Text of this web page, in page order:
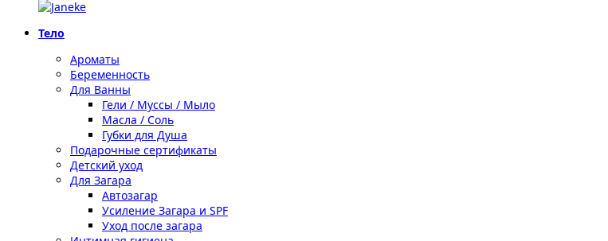
Тело
Ароматы
Беременность
Для Ванны
Гели / Муссы / Мыло
Масла / Соль
Губки для Душа
Подарочные сертификаты
Детский уход
Для Загара
Автозагар
Усиление Загара и SPF
Уход после загара